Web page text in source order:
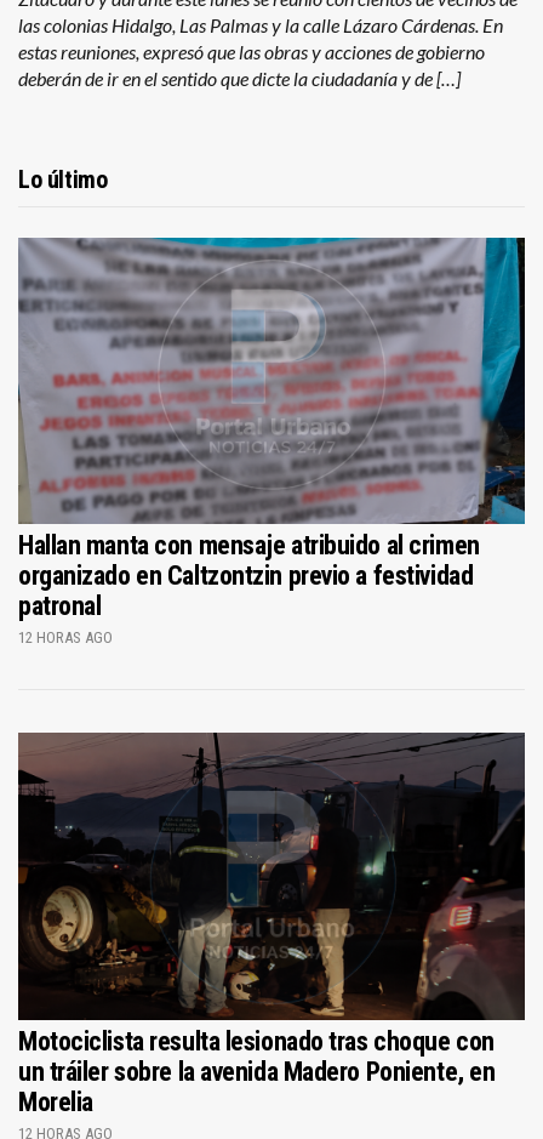
las colonias Hidalgo, Las Palmas y la calle Lázaro Cárdenas. En
estas reuniones, expresó que las obras y acciones de gobierno
deberán de ir en el sentido que dicte la ciudadanía y de […]
Lo último
Hallan manta con mensaje atribuido al crimen
organizado en Caltzontzin previo a festividad
patronal
12 HORAS AGO
Motociclista resulta lesionado tras choque con
un tráiler sobre la avenida Madero Poniente, en
Morelia
12 HORAS AGO